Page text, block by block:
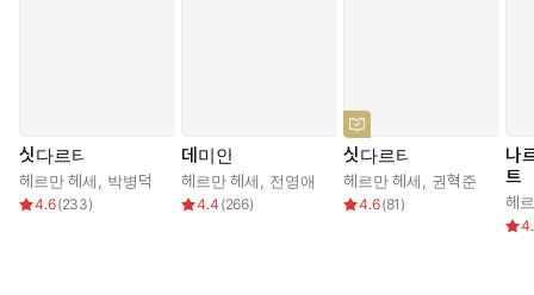
싯다르타
헤르만 헤세 박병덕
4.6(233)
데미안
헤르만 헤세 전영애
4.4 (266)
싯다르타
헤르만 헤세 권혁준
4.6(81 )
나
트
헤